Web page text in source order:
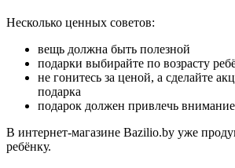
Несколько ценных советов:
вещь должна быть полезной
подарки выбирайте по возрасту
не гонитесь за ценой, а сделайте
подарка
подарок должен привлечь
В интернет-магазине Bazilio.by уже
ребёнку.